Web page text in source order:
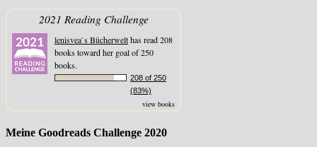
2021 Reading Challenge
lenisvea`s Bücherwelthas read 208
books toward her goal of 250
books.
208 of 250
(83%)
view books
Meine Goodreads Challenge 2020